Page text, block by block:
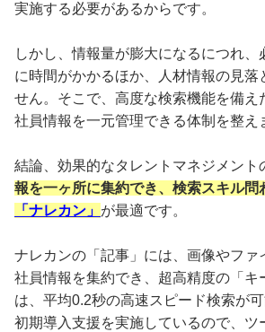
実施する必要があるからです。
しかし、情報量が膨大になるにつれ
に時間がかかるほか、人材情報の見落
せん。そこで、高度な検索機能を備え
社員情報を一元管理できる体制を整え
結論、効果的なタレントマネジメント
報を一ヶ所に集約でき、検索スキル問
「ナレカン」 が最適です。
ナレカンの「記事」には、画像やファ
社員情報を集約でき、超高精度の「キ
は、平均0.2秒の高速スピード検索が可
初期導入支援を実施しているので、ツ